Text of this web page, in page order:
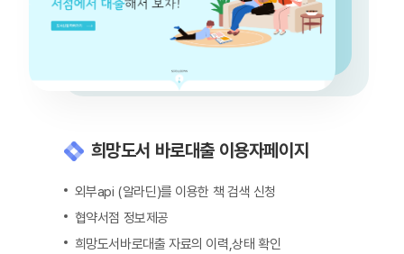
희망도서 바로대출 이용자페이지
외부api (알라딘)를 이용한 책 검색 신청
협약서점 정보제공
희망도서바로대출 자료의 이력,상태 확인